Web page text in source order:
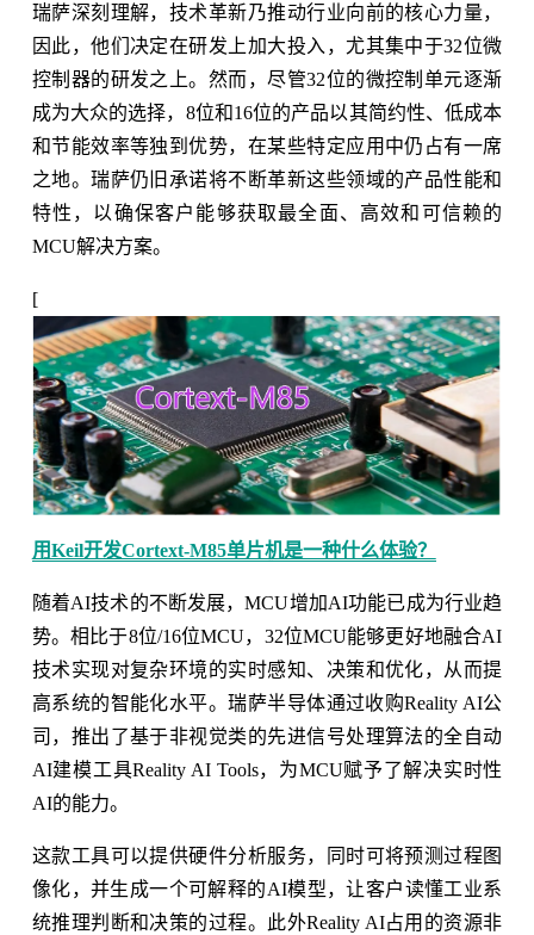
瑞萨深刻理解，技术革新乃推动行业向前的核心力量，
因此，他们决定在研发上加大投入，尤其集中于32位微
控制器的研发之上。然而，尽管32位的微控制单元逐渐
成为大众的选择，8位和16位的产品以其简约性、低成本
和节能效率等独到优势，在某些特定应用中仍占有一席
之地。瑞萨仍旧承诺将不断革新这些领域的产品性能和
特性，以确保客户能够获取最全面、高效和可信赖的
MCU解决方案。
[
用Keil开发Cortext-M85单片机是一种什么体验？
随着AI技术的不断发展，MCU增加AI功能已成为行业趋
势。相比于8位/16位MCU，32位MCU能够更好地融合AI
技术实现对复杂环境的实时感知、决策和优化，从而提
高系统的智能化水平。瑞萨半导体通过收购Reality AI公
司，推出了基于非视觉类的先进信号处理算法的全自动
AI建模工具Reality AI Tools，为MCU赋予了解决实时性
AI的能力。
这款工具可以提供硬件分析服务，同时可将预测过程图
像化，并生成一个可解释的AI模型，让客户读懂工业系
统推理判断和决策的过程。此外Reality AI占用的资源非